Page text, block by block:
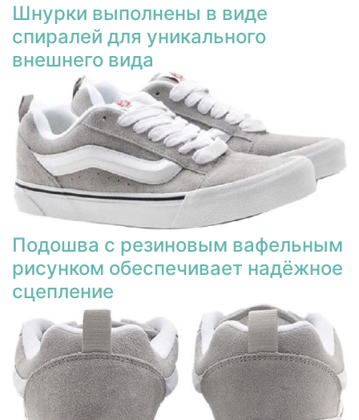
Шнурки выполнены в виде
спиралей для уникального
внешнего вида
Подошва с резиновым вафельным
рисунком обеспечивает надёжное
сцепление